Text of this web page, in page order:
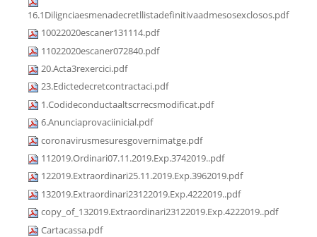
16.1Dilignciaesmenadecretllistadefinitivaadmesosexclosos.pdf
10022020escaner131114.pdf
11022020escaner072840.pdf
20.Acta3rexercici.pdf
23.Edictedecretcontractaci.pdf
1.Codideconductaaltscrrecsmodificat.pdf
6.Anunciaprovaciinicial.pdf
coronavirusmesuresgovernimatge.pdf
112019.Ordinari07.11.2019.Exp.3742019..pdf
122019.Extraordinari25.11.2019.Exp.3962019.pdf
132019.Extraordinari23122019.Exp.4222019..pdf
copy_of_132019.Extraordinari23122019.Exp.4222019..pdf
Cartacassa.pdf